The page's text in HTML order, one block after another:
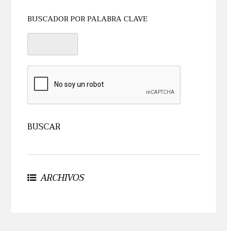
BUSCADOR POR PALABRA CLAVE
ARCHIVOS